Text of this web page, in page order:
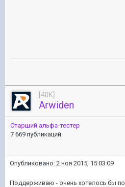
[40K]
Arwiden
Старший альфа-тестер
7 669 публикаций
Опубликовано: 2 ноя 2015, 15:03:09
Поддерживаю - очень хотелось бы